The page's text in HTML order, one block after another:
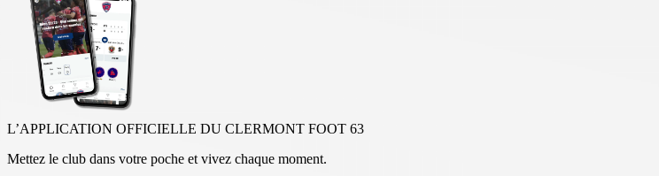
L’APPLICATION OFFICIELLE DU CLERMONT FOOT 63
Mettez le club dans votre poche et vivez chaque moment.